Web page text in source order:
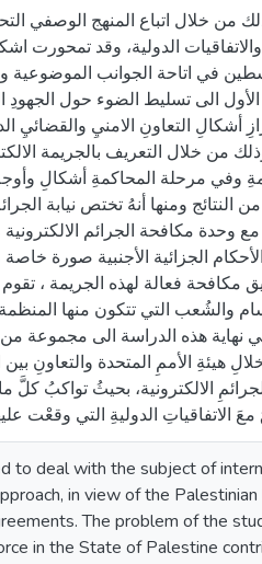
من خلال اتباع المنهج الوصفي
الدولية، وقد تمحورت
في اتاحة الجوانب الموضوعية
الى تسليط الضوء حول الجهودِ
أشكالِ التعاونِ الامنيِ والقضائيِ
من خلال التعريف بالجريمة
وفي مرحلة المحاكمةِ أشكالِ
ومنها أنهُ تختص نيابة
مع وحدة مكافحة الجرائم
الجزائية الأجنبية صورة
مكافحة فعالة لهذه الجريمة ،
والشُعب التي تتكون منها
نهاية هذه الدراسة الى مجموعة
هيئةِ الأممِ المتحدة والتعاونِ
الالكترونية، بحيثُ تواكبُ كلَّ
to deal with the subject of
in view of the
The problem of the
in the State of Palestine